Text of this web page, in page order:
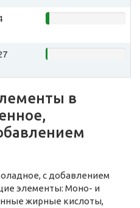
в
с добавлением
элементы: Моно- и
жирные кислоты,